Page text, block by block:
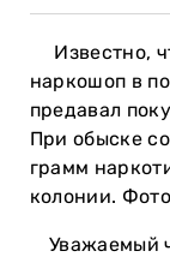
Известно,
наркошоп в
предавал
При обыске
грамм
колонии.
Уважаемый